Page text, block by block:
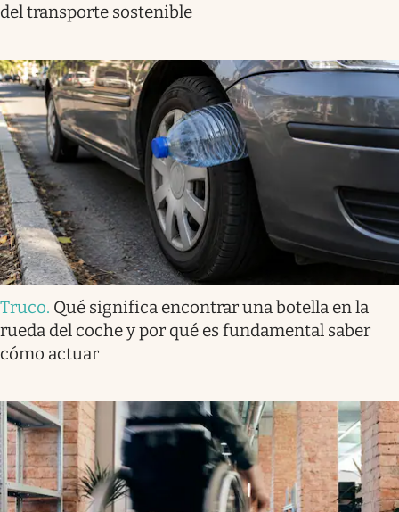
del transporte sostenible
Truco. Qué significa encontrar una botella en la
rueda del coche y por qué es fundamental saber
cómo actuar